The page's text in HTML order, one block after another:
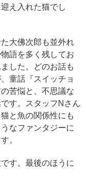
え入れた猫でし
大佛次郎も並外れ
語を多く残してお
した。どのお話も
童話『スイッチョ
苦悩と、不思議な
す。スタッフNさん
と魚の関係性にも
なファンタジーに
。
す。最後のほうに